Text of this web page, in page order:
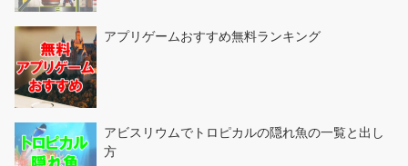
アプリゲームおすすめ無料ランキング
アビスリウムでトロピカルの隠れ魚の一覧と出し
方